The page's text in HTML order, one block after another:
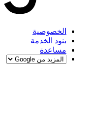
الخصوصية
بنود الخدمة
مساعدة